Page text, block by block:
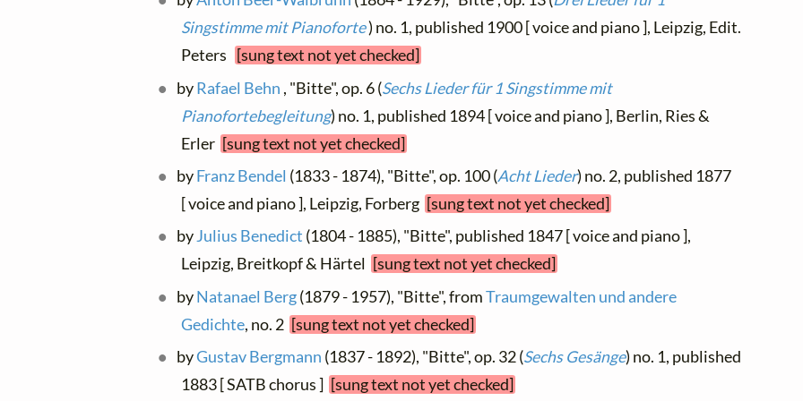
Singstimme mit Pianoforte) no. 1, published 1900 [ voice and piano ], Leipzig, Edit.
Peters
[sung text not yet checked]
byRafael Behn , "Bitte", op. 6 (Sechs Lieder für 1 Singstimme mit
Pianofortebegleitung) no. 1, published 1894 [ voice and piano ], Berlin, Ries &
Erler [sung text not yet checked]
byFranz Bendel (1833 - 1874), "Bitte", op. 100 (Acht Lieder) no. 2, published 1877
[ voice and piano ], Leipzig, Forberg [sung text not yet checked]
byJulius Benedict (1804 - 1885), "Bitte", published 1847 [ voice and piano ],
Leipzig, Breitkopf & Härtel [sung text not yet checked]
byNatanael Berg(1879 - 1957), "Bitte", fromTraumgewalten und andere
Gedichte, no. 2 [sung text not yet checked]
byGustav Bergmann (1837 - 1892), "Bitte", op. 32 (Sechs Gesänge) no. 1, published
1883 [ SATB chorus ] [sung text not yet checked]